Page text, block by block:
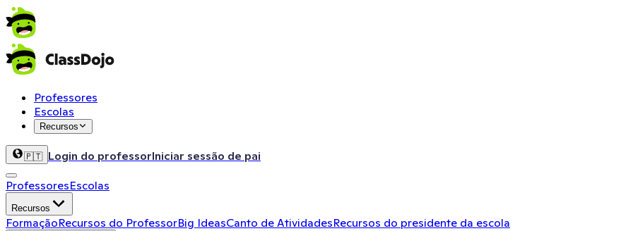
Professores
Escolas
Recursos
🇵🇹 Login do professorIniciar sessão de pai
ProfessoresEscolas
Recursos
FormaçãoRecursos do ProfessorBig IdeasCanto de AtividadesRecursos do presidente da escola